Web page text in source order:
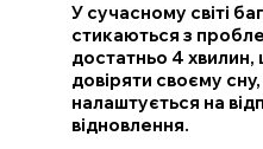
У сучасному світі
стикаються з
достатньо 4
довіряти своєму
налаштується на
відновлення.